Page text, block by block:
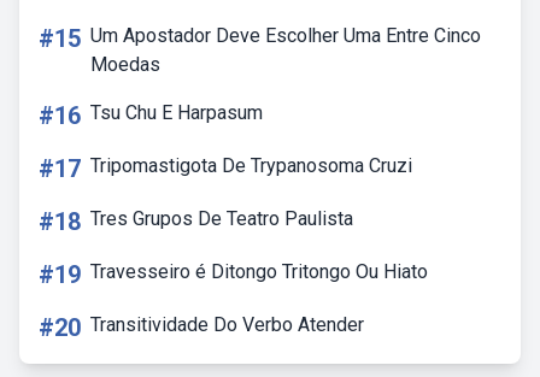
#15 Um Apostador Deve Escolher Uma Entre Cinco
Moedas
#16 Tsu Chu E Harpasum
#17 Tripomastigota De Trypanosoma Cruzi
#18 Tres Grupos De Teatro Paulista
#19 Travesseiro é Ditongo Tritongo Ou Hiato
#20 Transitividade Do Verbo Atender